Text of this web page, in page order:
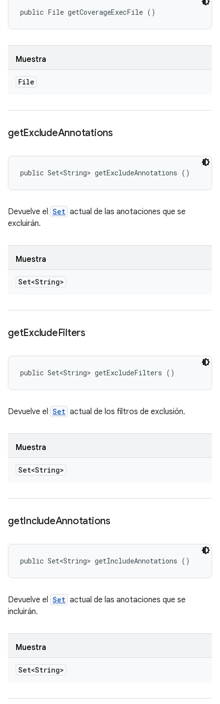
public File getCoverageExecFile ()
Muestra
File
getExcludeAnnotations
public Set<String> getExcludeAnnotations ()
Devuelve el Set actual de las anotaciones que se
excluirán.
Muestra
Set<String>
getExcludeFilters
public Set<String> getExcludeFilters ()
Devuelve el Set actual de los filtros de exclusión.
Muestra
Set<String>
getIncludeAnnotations
public Set<String> getIncludeAnnotations ()
Devuelve el Set actual de las anotaciones que se
incluirán.
Muestra
Set<String>